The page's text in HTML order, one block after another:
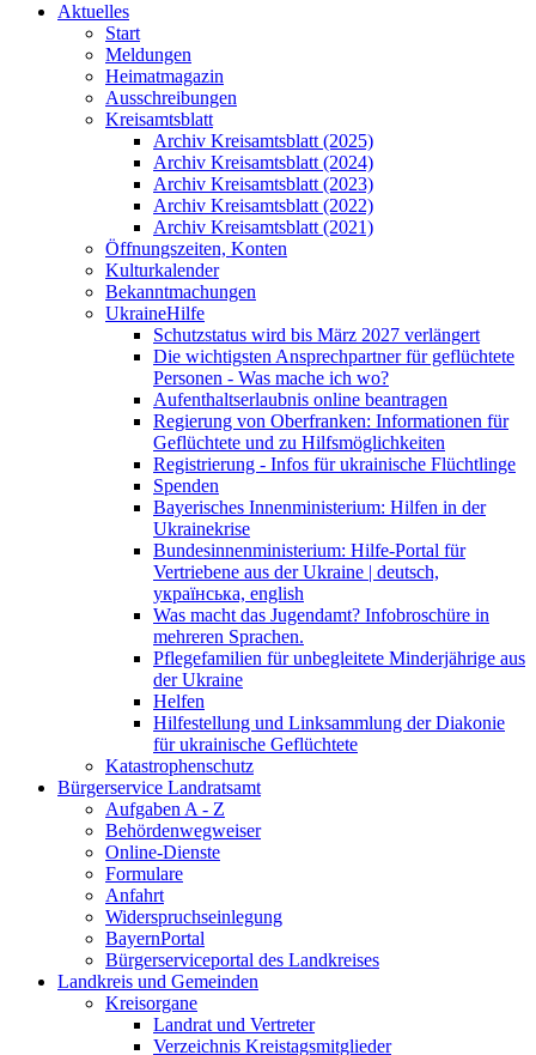
Aktuelles
Start
Meldungen
Heimatmagazin
Ausschreibungen
Kreisamtsblatt
Archiv Kreisamtsblatt (2025)
Archiv Kreisamtsblatt (2024)
Archiv Kreisamtsblatt (2023)
Archiv Kreisamtsblatt (2022)
Archiv Kreisamtsblatt (2021)
Öffnungszeiten, Konten
Kulturkalender
Bekanntmachungen
UkraineHilfe
Schutzstatus wird bis März 2027 verlängert
Die wichtigsten Ansprechpartner für geflüchtete
Personen - Was mache ich wo?
Aufenthaltserlaubnis online beantragen
Regierung von Oberfranken: Informationen für
Geflüchtete und zu Hilfsmöglichkeiten
Registrierung - Infos für ukrainische Flüchtlinge
Spenden
Bayerisches Innenministerium: Hilfen in der
Ukrainekrise
Bundesinnenministerium: Hilfe-Portal für
Vertriebene aus der Ukraine | deutsch,
українська, english
Was macht das Jugendamt? Infobroschüre in
mehreren Sprachen.
Pflegefamilien für unbegleitete Minderjährige aus
der Ukraine
Helfen
Hilfestellung und Linksammlung der Diakonie
für ukrainische Geflüchtete
Katastrophenschutz
Bürgerservice Landratsamt
Aufgaben A - Z
Behördenwegweiser
Online-Dienste
Formulare
Anfahrt
Widerspruchseinlegung
BayernPortal
Bürgerserviceportal des Landkreises
Landkreis und Gemeinden
Kreisorgane
Landrat und Vertreter
Verzeichnis Kreistagsmitglieder